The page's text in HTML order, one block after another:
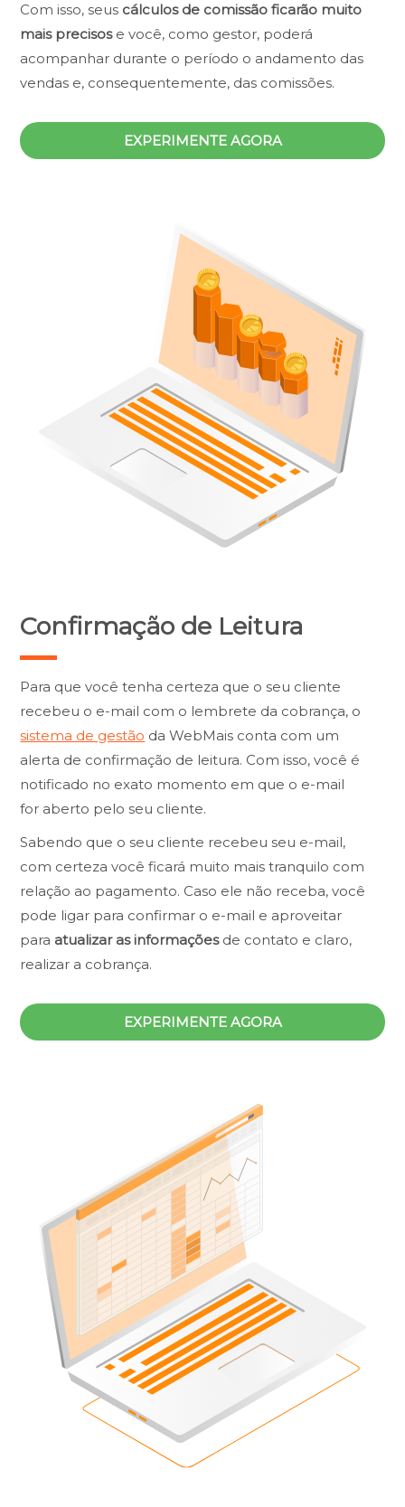
Com isso, seus cálculos de comissão ficarão muito
mais precisose você, como gestor, poderá
acompanhar durante o período o andamento das
vendas e, consequentemente, das comissões.
EXPERIMENTE AGORA
Confirmação de Leitura
Para que você tenha certeza que o seu cliente
recebeu o e-mail com o lembrete da cobrança, o
sistema de gestão da WebMais conta com um
alerta de confirmação de leitura. Com isso, você é
notificado no exato momento em que o e-mail
for aberto pelo seu cliente.
Sabendo que o seu cliente recebeu seu e-mail,
com certeza você ficará muito mais tranquilo com
relação ao pagamento. Caso ele não receba, você
pode ligar para confirmar o e-mail e aproveitar
para atualizar as informaçõesde contato e claro,
realizar a cobrança.
EXPERIMENTE AGORA